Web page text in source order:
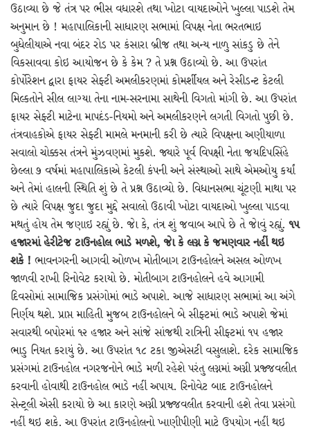
ઉઠાવ્યા છે જે તંત્ર પર ભીસ વધારશે તથા ખોટા વાયદાઓને ખુલ્લા પાડશે તેમ
અનુમાન છે ! મહાપાલિકાની સાધારણ સભામાં વિપક્ષ નેતા ભરતભાઇ
બુધેલીયાએ નવા બંદર રોડ પર કંસારા બ્રીજ તથા અન્ય નાળુ સાંકડુ છે તેને
વિકસાવવા કોઇ આયોજન છે કે કેમ ? તે પ્રશ્ન ઉઠાવ્યો છે. આ ઉપરાંત
કોર્પોરેશન દ્વારા ફાયર સેફ્ટી અમલીકરણમાં કોમર્શીયલ અને રેસીડન્ટ કેટલી
મિલ્કતોને સીલ લાગ્યા તેના નામ-સરનામા સાથેની વિગતો માંગી છે. આ ઉપરાંત
ફાયર સેફ્ટી માટેના માપદંડ-નિયમો અને અમલીકરણને લગતી વિગતો પુછી છે.
તંત્રવાહકોએ ફાયર સેફ્ટી મામલે મનમાની કરી છે ત્યારે વિપક્ષના અણીયાળા
સવાલો ચોક્કસ તંત્રને મુંઝવણમાં મુકશે. જ્યારે પૂર્વ વિપક્ષી નેતા જયદિપસિંહે
છેલ્લા ૭ વર્ષમાં મહાપાલિકાએ કેટલી કંપની અને સંસ્થાઓ સાથે એમઓયુ કર્યાં
અને તેમાં હાલની સ્થિતિ શું છે તે પ્રશ્ન ઉઠાવ્યો છે. વિધાનસભા ચૂંટણી માથા પર
છે ત્યારે વિપક્ષ જુદા જુદા મુદ્દે સવાલો ઉઠાવી ખોટા વાયદાઓ ખુલ્લા પાડવા
મથતું હોય તેમ જણાઇ રહ્યું છે. જાે કે, તંત્ર શું જવાબ આપે છે તે જાેવું રહ્યું. ૧૫
હજારમાં હેરીટેજ ટાઉનહોલ ભાડે મળશે, જાે કે લગ્ન કે જમણવાર નહીં થઇ
શકે ! ભાવનગરની આગવી ઓળખ મોતીબાગ ટાઉનહોલને અસલ ઓળખ
જાળવી રાખી રિનોવેટ કરાયો છે. મોતીબાગ ટાઉનહોલને હવે આગામી
દિવસોમાં સામાજિક પ્રસંગોમાં ભાડે અપાશે. આજે સાધારણ સભામાં આ અંગે
નિર્ણય થશે. પ્રાપ્ત માહિતી મુજબ ટાઉનહોલને બે સીફ્ટમાં ભાડે અપાશે જેમાં
સવારથી બપોરમાં ૧૨ હજાર અને સાંજે સાંજથી રાત્રિની સીફ્ટમાં ૧૫ હજાર
ભાડુ નિયત કરાયું છે. આ ઉપરાંત ૧૮ ટકા જીએસટી વસુલાશે. દરેક સામાજિક
પ્રસંગમાં ટાઉનહોલ નગરજનોને ભાડે મળી રહેશે પરંતુ લગ્નમાં અગ્ની પ્રજ્જવલીત
કરવાની હોવાથી ટાઉનહોલ ભાડે નહીં અપાય. રિનોવેટ બાદ ટાઉનહોલને
સેન્ટ્રલી એસી કરાયો છે આ કારણે અગ્ની પ્રજ્જવલીત કરવાની હશે તેવા પ્રસંગો
નહીં થઇ શકે. આ ઉપરાંત ટાઉનહોલનો ખાણીપીણી માટે ઉપયોગ નહીં થઇ